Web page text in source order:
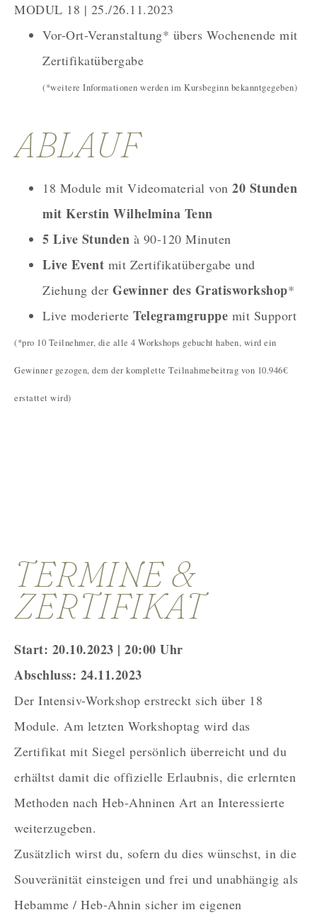
MODUL 18 | 25./26.11.2023
Vor-Ort-Veranstaltung* übers Wochenende mit
Zertifikatübergabe
(*weitere Informationen werden im Kursbeginn bekanntgegeben)
ABLAUF
18 Module mit Videomaterial von 20 Stunden
mit Kerstin Wilhelmina Tenn
5 Live Stunden à 90-120 Minuten
Live Event mit Zertifikatübergabe und
Ziehung der Gewinner des Gratisworkshop*
Live moderierte Telegramgruppe mit Support
(*pro 10 Teilnehmer, die alle 4 Workshops gebucht haben, wird ein
Gewinner gezogen, dem der komplette Teilnahmebeitrag von 10.946€
erstattet wird)
TERMINE &
ZERTIFIKAT
Start: 20.10.2023 | 20:00 Uhr
Abschluss: 24.11.2023
Der Intensiv-Workshop erstreckt sich über 18
Module. Am letzten Workshoptag wird das
Zertifikat mit Siegel persönlich überreicht und du
erhältst damit die offizielle Erlaubnis, die erlernten
Methoden nach Heb-Ahninen Art an Interessierte
weiterzugeben.
Zusätzlich wirst du, sofern du dies wünschst, in die
Souveränität einsteigen und frei und unabhängig als
Hebamme / Heb-Ahnin sicher im eigenen